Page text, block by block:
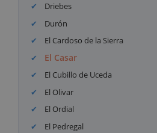
Driebes
Durón
El Cardoso de la Sierra
El Casar
El Cubillo de Uceda
El Olivar
El Ordial
El Pedregal